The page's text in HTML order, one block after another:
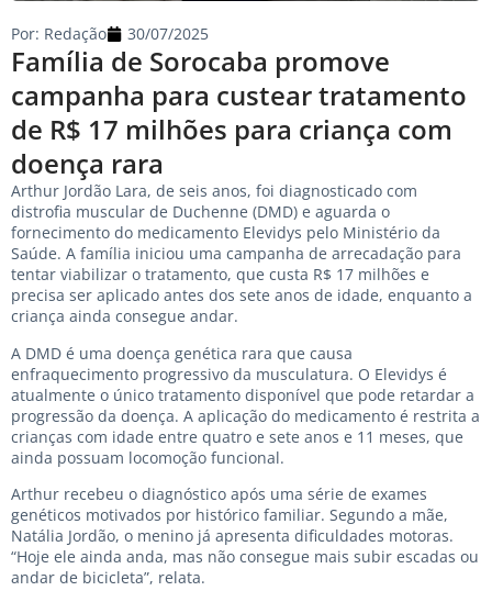
Família de Sorocaba promove
campanha para custear tratamento
de R$ 17 milhões para criança com
doença rara
Por: Redação 30/07/2025
Arthur Jordão Lara, de seis anos, foi diagnosticado com
distrofia muscular de Duchenne (DMD) e aguarda o
fornecimento do medicamento Elevidys pelo Ministério da
Saúde. A família iniciou uma campanha de arrecadação para
tentar viabilizar o tratamento, que custa R$ 17 milhões e
precisa ser aplicado antes dos sete anos de idade, enquanto a
criança ainda consegue andar.
A DMD é uma doença genética rara que causa
enfraquecimento progressivo da musculatura. O Elevidys é
atualmente o único tratamento disponível que pode retardar a
progressão da doença. A aplicação do medicamento é restrita a
crianças com idade entre quatro e sete anos e 11 meses, que
ainda possuam locomoção funcional.
Arthur recebeu o diagnóstico após uma série de exames
genéticos motivados por histórico familiar. Segundo a mãe,
Natália Jordão, o menino já apresenta dificuldades motoras.
“Hoje ele ainda anda, mas não consegue mais subir escadas ou
andar de bicicleta”, relata.